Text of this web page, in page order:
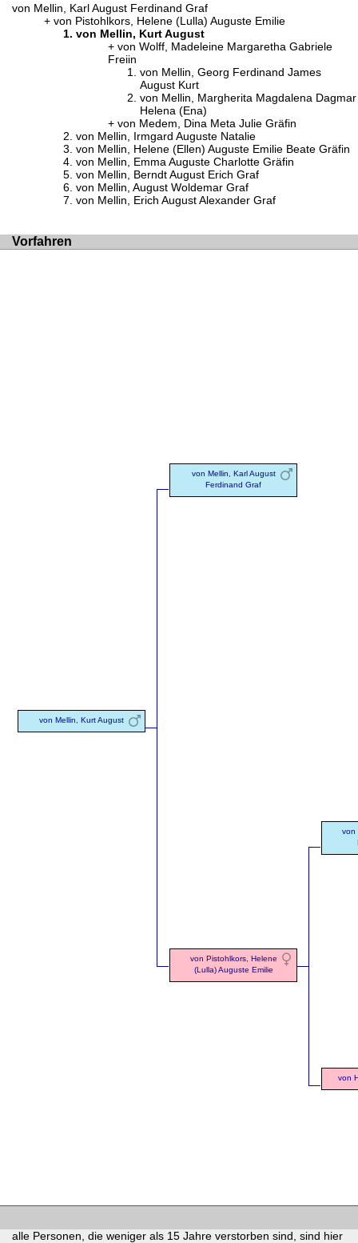
von Mellin, Karl August Ferdinand Graf
von Pistohlkors, Helene (Lulla) Auguste Emilie
von Mellin, Kurt August
von Wolff, Madeleine Margaretha Gabriele
Freiin
von Mellin, Georg Ferdinand James
August Kurt
von Mellin, Margherita Magdalena Dagmar
Helena (Ena)
von Medem, Dina Meta Julie Gräfin
von Mellin, Irmgard Auguste Natalie
von Mellin, Helene (Ellen) Auguste Emilie Beate Gräfin
von Mellin, Emma Auguste Charlotte Gräfin
von Mellin, Berndt August Erich Graf
von Mellin, August Woldemar Graf
von Mellin, Erich August Alexander Graf
Vorfahren
von Mellin, Kurt August
von Mellin, Karl August
Ferdinand Graf
von Pistohlkors, Helene
(Lulla) Auguste Emilie
von
von
alle Personen, die weniger als 15 Jahre verstorben sind, sind hier